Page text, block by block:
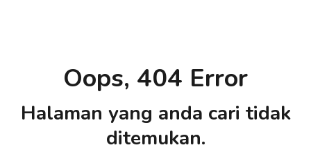
Oops, 404 Error
Halaman yang anda cari tidak
ditemukan.